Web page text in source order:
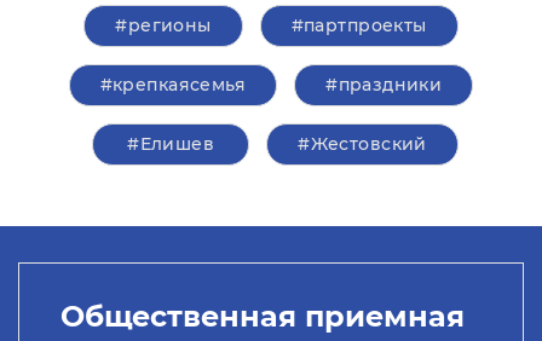
#регионы #партпроекты
#крепкаясемья #праздники
#Елишев #Жестовский
Общественная приемная